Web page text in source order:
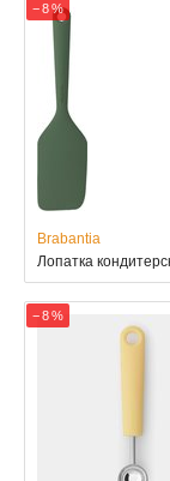
− 8 %
Brabantia
Лопатка
− 8 %